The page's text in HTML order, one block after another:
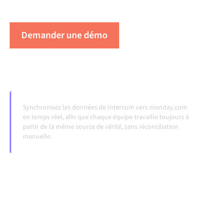
Demander une démo
Synchronisez les données de Intercom vers monday.com
en temps réel, afin que chaque équipe travaille toujours à
partir de la même source de vérité, sans réconciliation
manuelle.